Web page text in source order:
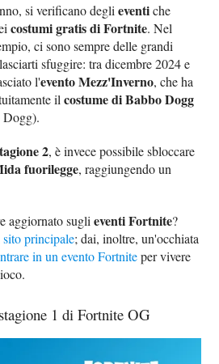
si verificano deglieventiche
costumi gratis di Fortnite. Nel
ci sono sempre delle grandi
sfuggire: tra dicembre 2024 e
l'evento Mezz'Inverno, che ha
ilcostume di Babbo Dogg
Dogg).
2, è invece possibile sbloccare
fuorilegge, raggiungendo un
aggiornato suglieventi Fortnite?
principale; dai, inoltre, un'occhiata
in un evento Fortniteper vivere
1 di Fortnite OG